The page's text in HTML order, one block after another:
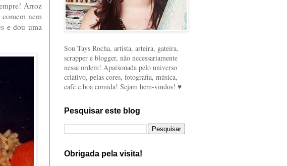
Arroz
nem
e dou uma
Sou Tays Rocha, artista, arteira, gateira,
scrapper e blogger, não necessariamente
nessa ordem! Apaixonada pelo universo
criativo, pelas cores, fotografia, música,
café e boa comida! Sejam bem-vindos! ♥
Pesquisar este blog
Obrigada pela visita!